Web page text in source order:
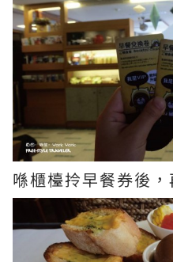
喺櫃檯拎早餐券後，